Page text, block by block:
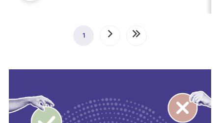
Seitennummerierung
Aktuelle
1 NächsteLetzte